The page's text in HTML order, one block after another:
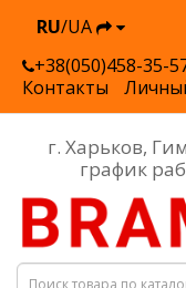
RU/UA
+38(050)458-35-
Контакты
г. Харьков,
график